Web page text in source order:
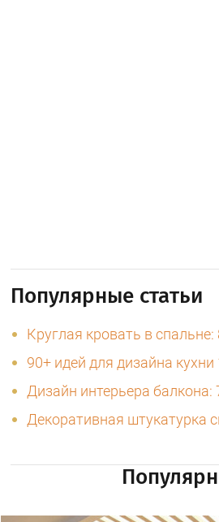
Популярные статьи
Круглая кровать в
90+ идей для дизайна
Дизайн интерьера балкона:
Декоративная штукатурка